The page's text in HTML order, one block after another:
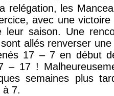
relégation, les
avec une
leur saison. Une
allés renverser
17 – 7 en début
– 17 !
semaines plus
à 7.